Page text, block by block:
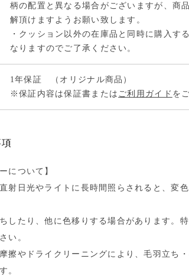
柄の配置と異なる場合がございますが、商
解頂けますようお願い致します。
・クッション以外の在庫品と同時に購入す
なりますのでご了承ください。
1年保証 （オリジナル商品）
※保証内容は保証書または ご利用ガイド を
について】
射日光やライトに長時間照らされると、変
したり、他に色移りする場合があります。
い。
擦やドライクリーニングにより、毛羽立ち
。